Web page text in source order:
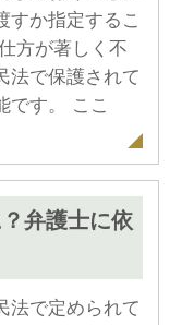
すか指定するこ
方が著しく不
法で保護されて
です。 ここ
弁護士に依
法で定められて